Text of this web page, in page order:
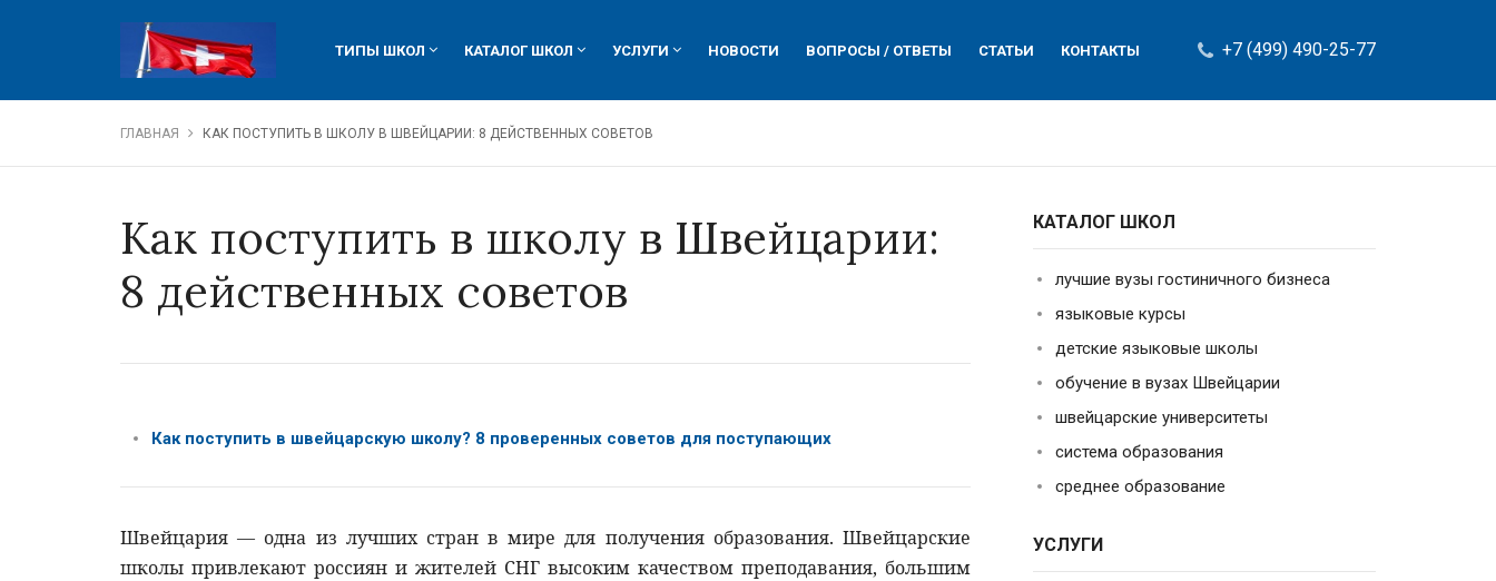
ТИПЫ ШКОЛ
обучение гостиничному делу
КАТАЛОГ ШКОЛ
языковые курсы
система образования
среднее образование
УСЛУГИ
помощь профессиональных экспертов
сдача вступительных испытаний
психологическая помощь
организация поступления
НОВОСТИ ВОПРОСЫ / ОТВЕТЫ СТАТЬИ КОНТАКТЫ +7 (499) 490-25-77
ГЛАВНАЯ КАК ПОСТУПИТЬ В ШКОЛУ В ШВЕЙЦАРИИ: 8 ДЕЙСТВЕННЫХ СОВЕТОВ
Как поступить в школу в Швейцарии:
8 действенных советов
Как поступить в швейцарскую школу? 8 проверенных советов для поступающих
Швейцария — одна из лучших стран в мире для получения образования. Швейцарские
школы привлекают россиян и жителей СНГ высоким качеством преподавания, большим
КАТАЛОГ ШКОЛ
лучшие вузы гостиничного бизнеса
языковые курсы
детские языковые школы
обучение в вузах Швейцарии
швейцарские университеты
система образования
среднее образование
УСЛУГИ